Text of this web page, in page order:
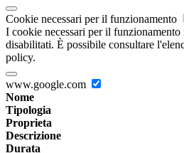
Cookie necessari per il funzionamento
I cookie necessari per il funzionamento
disabilitati. È possibile consultare
policy.
www.google.com
Nome
Tipologia
Proprieta
Descrizione
Durata